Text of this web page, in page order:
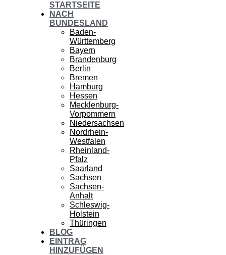
STARTSEITE
NACH
BUNDESLAND
Baden-
Württemberg
Bayern
Brandenburg
Berlin
Bremen
Hamburg
Hessen
Mecklenburg-
Vorpommern
Niedersachsen
Nordrhein-
Westfalen
Rheinland-
Pfalz
Saarland
Sachsen
Sachsen-
Anhalt
Schleswig-
Holstein
Thüringen
BLOG
EINTRAG
HINZUFÜGEN